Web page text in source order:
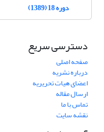
دوره 18 (1389)
دسترسی سریع
صفحه اصلی
درباره نشریه
اعضای هیات تحریریه
ارسال مقاله
تماس با ما
نقشه سایت